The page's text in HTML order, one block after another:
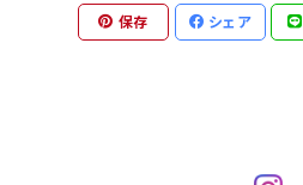
保存 シェア